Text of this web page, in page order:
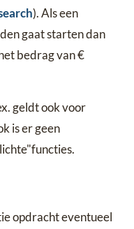
). Als een
gaat starten dan
bedrag van €
geldt ook voor
is er geen
opdracht eventueel